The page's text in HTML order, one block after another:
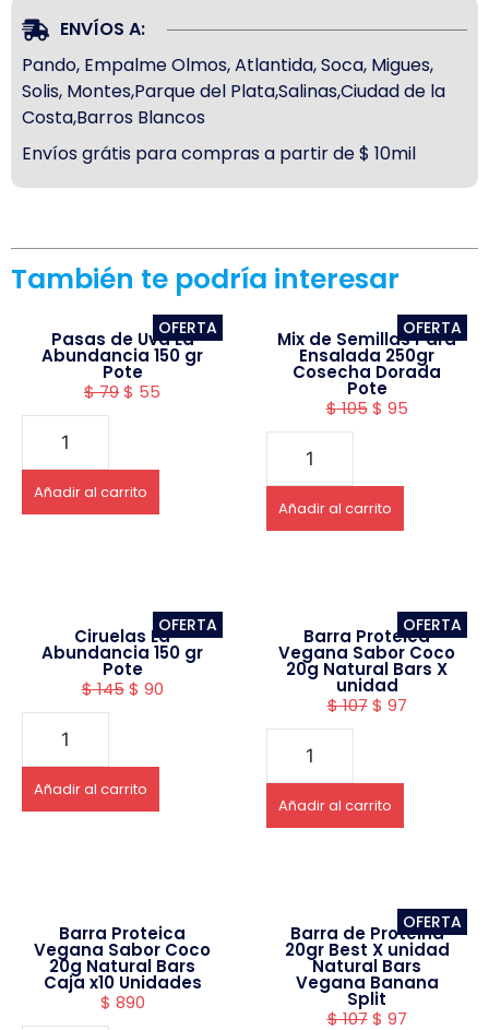
ENVÍOS A:
Pando, Empalme Olmos, Atlantida, Soca, Migues,
Solis, Montes,Parque del Plata,Salinas,Ciudad de la
Costa,Barros Blancos
Envíos grátis para compras a partir de $ 10mil
También te podría interesar
OFERTA
Pasas de Uva La
Abundancia 150 gr
Pote
$79$ 55
Añadir al carrito
OFERTA
Mix de Semillas Para
Ensalada 250gr
Cosecha Dorada
Pote
$105 $ 95
Añadir al carrito
OFERTA
Ciruelas La
Abundancia 150 gr
Pote
$145 $ 90
Añadir al carrito
OFERTA
Barra Proteica
Vegana Sabor Coco
20g Natural Bars X
unidad
$107 $ 97
Añadir al carrito
Barra Proteica
Vegana Sabor Coco
20g Natural Bars
Caja x10 Unidades
$ 890
OFERTA
Barra de Proteina
20gr Best X unidad
Natural Bars
Vegana Banana
Split
$107 $ 97